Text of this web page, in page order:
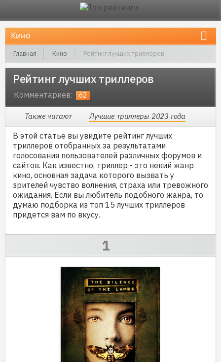
Главная Кино Рейтинг лучших триллеров
Рейтинг лучших триллеров
Комментариев: 62
Также читают Лучшие триллеры 2023 года
В этой статье вы увидите рейтинг лучших
триллеров отобранных за результатами
голосования пользователей различных форумов и
сайтов. Как известно, триллер - это некий жанр
кино, основная задача которого вызвать у
зрителей чувство волнения, страха или тревожного
ожидания. Если вы любитель подобного жанра, то
думаю подборка из топ 15 лучших триллеров
придется вам по вкусу.